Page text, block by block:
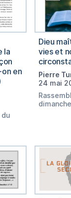
la
en
du
Dieu
vies et
Pierre
24 mai
dimanche